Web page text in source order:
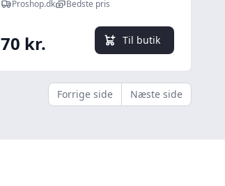
Proshop.dk Bedste pris
70 kr. Til butik
Forrige side Næste side